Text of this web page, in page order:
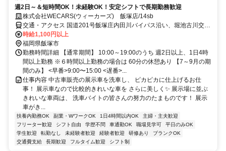
週2日～＆短時間OK！未経験OK！安定シフトで長期勤務歓迎
株式会社WECARS(ウィーカーズ) 飯塚店/14sb
交通・アクセス 国道201号飯塚庄内田川バイパス沿い、堀池古川交差
点近くの店舗です。
時給1,100円以上
福岡県飯塚市
勤務時間詳細 【通常期間】 10:00～19:00のうち 週2日以上、1日4時
間以上勤務 ※６時間以上勤務の場合は 60分の休憩あり 【7～9月の期
間のみ】 <早番>9:00〜15:00 <遅番>...
仕事内容 中古車販売の展示車を洗車し、 ピカピカに仕上げるお仕
事！ 展示車なので比較的きれいな車を さらに美しく✨ 展示場に並ぶ
きれいな車両は、 洗車バイトの皆さんの努力のたまものです！ 展示
車がき...
扶養内勤務OK 副業・WワークOK 1日4時間以内OK
主婦・主夫歓迎
フリーター歓迎
シフト自由 学歴不問 車通勤OK 職場見学可
平日のみOK
学生歓迎
転勤なし 未経験者歓迎 経験者歓迎 研修あり
ブランクOK
交通費支給
長期歓迎 フルタイム歓迎 シフト制